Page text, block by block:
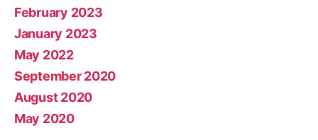
February 2023
January 2023
May 2022
September 2020
August 2020
May 2020